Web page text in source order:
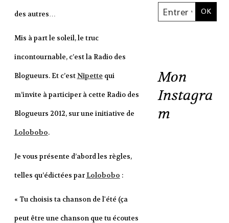
des autres…
Mis à part le soleil, le truc
incontournable, c’est la Radio des
Blogueurs. Et c’estNipettequi
m’invite à participer à cette Radio des
Blogueurs 2012, sur une initiative de
Lolobobo.
Je vous présente d’abord les règles,
telles qu’édictées parLolobobo :
« Tu choisis ta chanson de l'été (ça
peut être une chanson que tu écoutes
Mon
Instagra
m